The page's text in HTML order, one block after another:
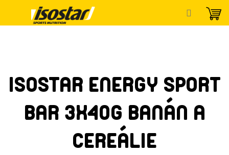
obsah
ISOSTAR ENERGY SPORT
BAR 3X40G BANÁN A
CEREÁLIE